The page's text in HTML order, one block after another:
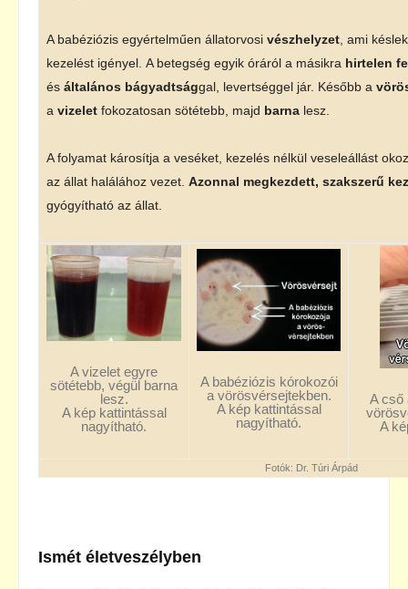
A babéziózis egyértelműen állatorvosi vészhelyzet , ami
kezelést igényel. A betegség egyik óráról a másikra hirtelen
és általános bágyadtsággal, levertséggel jár. Később a
a vizelet fokozatosan sötétebb, majd barna lesz.
A folyamat károsítja a veséket, kezelés nélkül veseleállást
az állat halálához vezet. Azonnal megkezdett, szakszerű
gyógyítható az állat.
A vizelet egyre
sötétebb, végül barna
lesz.
A kép kattintással
nagyítható.
A babéziózis kórokozói
a vörösvérsejtekben.
A kép kattintással
nagyítható.
A cső
A
Fotók: Dr. Túri Árpád
Ismét életveszélyben